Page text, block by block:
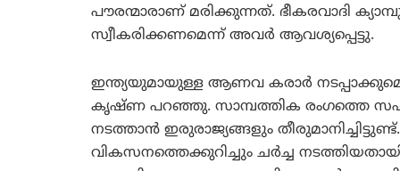
പൗരന്മാരാണ് മരിക്കുന്നത്. ഭീകരവാദി
സ്വീകരിക്കണമെന്ന് അവര്‍ ആവശ്യപ്പെട്ടു.
ഇന്ത്യയുമായുള്ള ആണവ കരാര്‍
കൃഷ്ണ പറഞ്ഞു. സാമ്പത്തിക രംഗത്തെ
നടത്താന്‍ ഇരുരാജ്യങ്ങളും
വികസനത്തെക്കുറിച്ചും ചര്‍ച്ച